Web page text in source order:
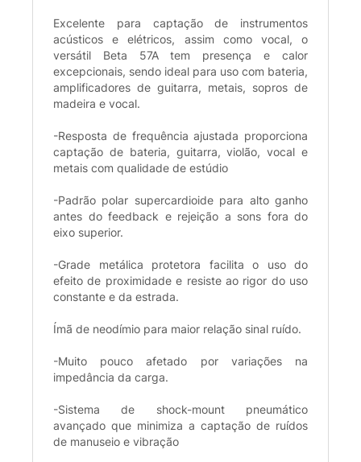
Excelente para captação de instrumentos
acústicos e elétricos, assim como vocal, o
versátil Beta 57A tem presença e calor
excepcionais, sendo ideal para uso com bateria,
amplificadores de guitarra, metais, sopros de
madeira e vocal.
-Resposta de frequência ajustada proporciona
captação de bateria, guitarra, violão, vocal e
metais com qualidade de estúdio
-Padrão polar supercardioide para alto ganho
antes do feedback e rejeição a sons fora do
eixo superior.
-Grade metálica protetora facilita o uso do
efeito de proximidade e resiste ao rigor do uso
constante e da estrada.
Ímã de neodímio para maior relação sinal ruído.
-Muito pouco afetado por variações na
impedância da carga.
-Sistema de shock-mount pneumático
avançado que minimiza a captação de ruídos
de manuseio e vibração